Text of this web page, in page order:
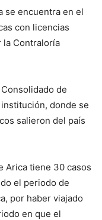
se encuentra en el
con licencias
la Contraloría
de
donde se
salieron del país
Arica tiene 30 casos
el periodo de
por haber viajado
en que el